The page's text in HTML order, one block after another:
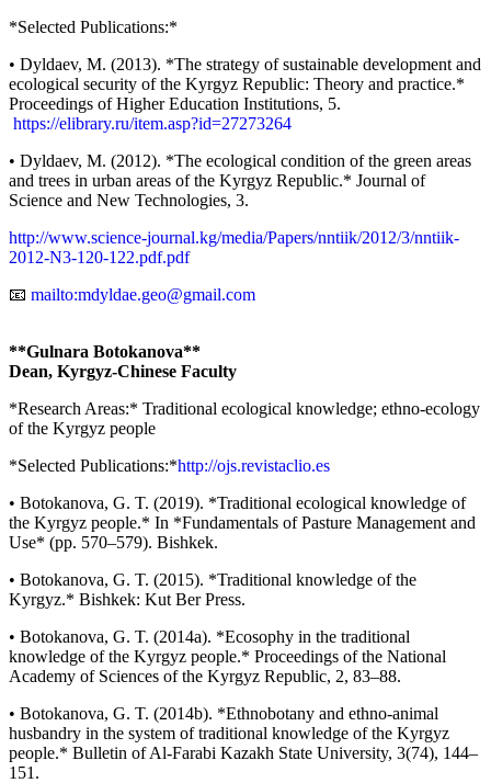
*Selected Publications:*
• Dyldaev, M. (2013). *The strategy of sustainable development and
ecological security of the Kyrgyz Republic: Theory and practice.*
Proceedings of Higher Education Institutions, 5.
https://elibrary.ru/item.asp?id=27273264
• Dyldaev, M. (2012). *The ecological condition of the green areas
and trees in urban areas of the Kyrgyz Republic.* Journal of
Science and New Technologies, 3.
http://www.science-journal.kg/media/Papers/nntiik/2012/3/nntiik-
2012-N3-120-122.pdf.pdf
📧 mailto:mdyldae.geo@gmail.com
**Gulnara Botokanova**
Dean, Kyrgyz-Chinese Faculty
*Research Areas:* Traditional ecological knowledge; ethno-ecology
of the Kyrgyz people
*Selected Publications:*http://ojs.revistaclio.es
• Botokanova, G. T. (2019). *Traditional ecological knowledge of
the Kyrgyz people.* In *Fundamentals of Pasture Management and
Use* (pp. 570–579). Bishkek.
• Botokanova, G. T. (2015). *Traditional knowledge of the
Kyrgyz.* Bishkek: Kut Ber Press.
• Botokanova, G. T. (2014a). *Ecosophy in the traditional
knowledge of the Kyrgyz people.* Proceedings of the National
Academy of Sciences of the Kyrgyz Republic, 2, 83–88.
• Botokanova, G. T. (2014b). *Ethnobotany and ethno-animal
husbandry in the system of traditional knowledge of the Kyrgyz
people.* Bulletin of Al-Farabi Kazakh State University, 3(74), 144–
151.